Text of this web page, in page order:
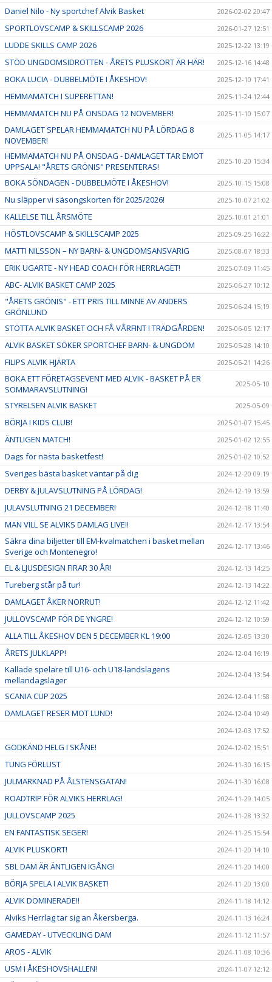
Daniel Nilo - Ny sportchef Alvik Basket 2026-02-02 20:47
SPORTLOVSCAMP & SKILLSCAMP 2026 2026-01-27 12:51
LUDDE SKILLS CAMP 2026 2025-12-22 13:19
STÖD UNGDOMSIDROTTEN - ÅRETS PLUSKORT ÄR HÄR! 2025-12-16 14:48
BOKA LUCIA - DUBBELMÖTE I ÅKESHOV! 2025-12-10 17:41
HEMMAMATCH I SUPERETTAN! 2025-11-24 12:44
HEMMAMATCH NU PÅ ONSDAG 12 NOVEMBER! 2025-11-10 15:07
DAMLAGET SPELAR HEMMAMATCH NU PÅ LÖRDAG 8
NOVEMBER!
2025-11-05 14:17
HEMMAMATCH NU PÅ ONSDAG - DAMLAGET TAR EMOT
UPPSALA! "ÅRETS GRÖNIS" PRESENTERAS!
2025-10-20 15:34
BOKA SÖNDAGEN - DUBBELMÖTE I ÅKESHOV! 2025-10-15 15:08
Nu släpper vi säsongskorten för 2025/2026! 2025-10-07 21:02
KALLELSE TILL ÅRSMÖTE 2025-10-01 21:01
HÖSTLOVSCAMP & SKILLSCAMP 2025 2025-09-25 16:22
MATTI NILSSON – NY BARN- & UNGDOMSANSVARIG 2025-08-07 18:33
ERIK UGARTE - NY HEAD COACH FÖR HERRLAGET! 2025-07-09 11:45
ABC- ALVIK BASKET CAMP 2025 2025-06-27 10:12
"ÅRETS GRÖNIS" - ETT PRIS TILL MINNE AV ANDERS
GRÖNLUND
2025-06-24 15:19
STÖTTA ALVIK BASKET OCH FÅ VÅRFINT I TRÄDGÅRDEN! 2025-06-05 12:17
ALVIK BASKET SÖKER SPORTCHEF BARN- & UNGDOM 2025-05-28 14:10
FILIPS ALVIK HJÄRTA 2025-05-21 14:26
BOKA ETT FÖRETAGSEVENT MED ALVIK - BASKET PÅ ER
SOMMARAVSLUTNING!
2025-05-10
STYRELSEN ALVIK BASKET 2025-05-09
BÖRJA I KIDS CLUB! 2025-01-07 15:45
ÄNTLIGEN MATCH! 2025-01-02 12:55
Dags för nästa basketfest! 2025-01-02 10:52
Sveriges bästa basket väntar på dig 2024-12-20 09:19
DERBY & JULAVSLUTNING PÅ LÖRDAG! 2024-12-19 13:59
JULAVSLUTNING 21 DECEMBER! 2024-12-18 11:40
MAN VILL SE ALVIKS DAMLAG LIVE!! 2024-12-17 13:54
Säkra dina biljetter till EM-kvalmatchen i basket mellan
Sverige och Montenegro!
2024-12-17 13:46
EL & LJUSDESIGN FIRAR 30 ÅR! 2024-12-13 14:25
Tureberg står på tur! 2024-12-13 14:22
DAMLAGET ÅKER NORRUT! 2024-12-12 11:42
JULLOVSCAMP FÖR DE YNGRE! 2024-12-12 10:59
ALLA TILL ÅKESHOV DEN 5 DECEMBER KL 19:00 2024-12-05 13:30
ÅRETS JULKLAPP! 2024-12-04 16:19
Kallade spelare till U16- och U18-landslagens
mellandagsläger
2024-12-04 13:54
SCANIA CUP 2025 2024-12-04 11:58
DAMLAGET RESER MOT LUND!
2024-12-04 10:49
2024-12-03 17:52
GODKÄND HELG I SKÅNE! 2024-12-02 15:51
TUNG FÖRLUST 2024-11-30 16:15
JULMARKNAD PÅ ÅLSTENSGATAN! 2024-11-30 16:08
ROADTRIP FÖR ALVIKS HERRLAG! 2024-11-29 14:05
JULLOVSCAMP 2025 2024-11-28 13:32
EN FANTASTISK SEGER! 2024-11-25 15:54
ALVIK PLUSKORT! 2024-11-20 14:10
SBL DAM ÄR ÄNTLIGEN IGÅNG! 2024-11-20 14:00
BÖRJA SPELA I ALVIK BASKET! 2024-11-20 13:00
ALVIK DOMINERADE!! 2024-11-18 14:12
Alviks Herrlag tar sig an Åkersberga. 2024-11-13 16:24
GAMEDAY - UTVECKLING DAM 2024-11-12 11:57
AROS - ALVIK 2024-11-08 10:36
USM I ÅKESHOVSHALLEN! 2024-11-07 12:12